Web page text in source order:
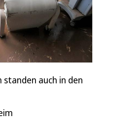
standen auch in den